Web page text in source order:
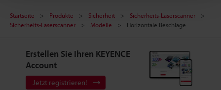
Startseite Produkte Sicherheit
Sicherheits-Laserscanner
Sicherheits-Laserscanner
Modelle Horizontale Beschläge
Erstellen Sie Ihren KEYENCE
Account
Jetzt registrieren!